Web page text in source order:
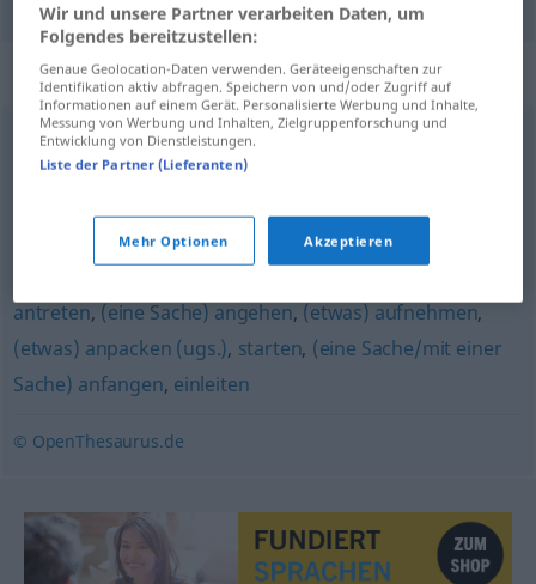
Synonyme für "einsteigen"
anspringen (auf)
(sich) beteiligen,(sich) einschalten
antreten, (eine Sache) angehen, (etwas) aufnehmen,
(etwas) anpacken (ugs.), starten, (eine Sache/mit einer
Sache) anfangen, einleiten
© OpenThesaurus.de
Wir und unsere Partner verarbeiten Daten, um
Folgendes bereitzustellen:
Genaue Geolocation-Daten verwenden. Geräteeigenschaften zur
Identifikation aktiv abfragen. Speichern von und/oder Zugriff auf
Informationen auf einem Gerät. Personalisierte Werbung und Inhalte,
Messung von Werbung und Inhalten, Zielgruppenforschung und
Entwicklung von Dienstleistungen.
Liste der Partner (Lieferanten)
Mehr Optionen Akzeptieren